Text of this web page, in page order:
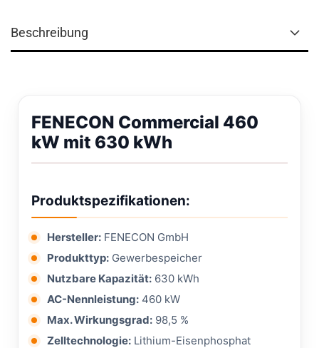
Beschreibung
FENECON Commercial 460
kW mit 630 kWh
Produktspezifikationen:
Hersteller: FENECON GmbH
Produkttyp: Gewerbespeicher
Nutzbare Kapazität: 630 kWh
AC-Nennleistung: 460 kW
Max. Wirkungsgrad: 98,5 %
Zelltechnologie: Lithium-Eisenphosphat